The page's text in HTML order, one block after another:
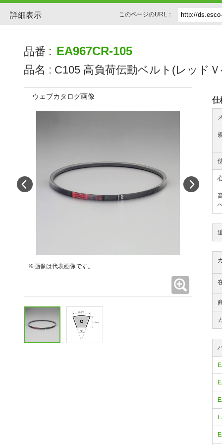
詳細表示 このページのURL：
品番 : EA967CR-105
品名 : C105 高負荷伝動ベルト(レッド
仕
ウェブカタログ画像
※画像は代表画像です。